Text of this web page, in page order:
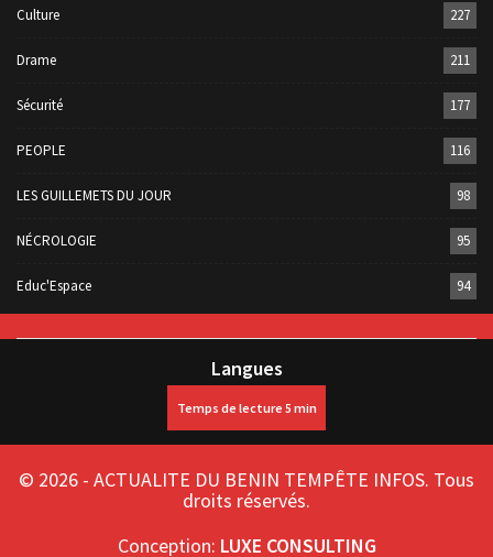
Culture 227
Drame 211
Sécurité 177
PEOPLE 116
LES GUILLEMETS DU JOUR 98
NÉCROLOGIE 95
Educ'Espace 94
Langues
© 2026 - ACTUALITE DU BENIN TEMPÊTE INFOS. Tous
droits réservés.
Conception: LUXE CONSULTING